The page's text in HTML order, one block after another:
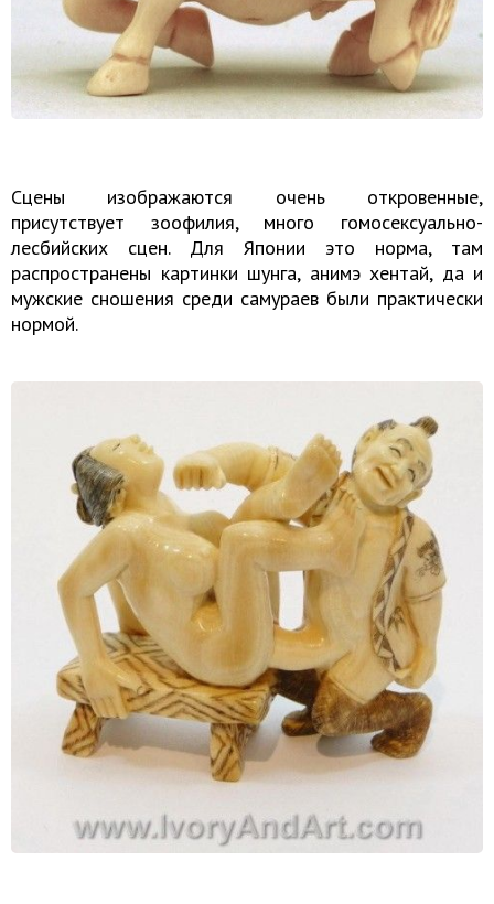
Сцены изображаются очень откровенные,
присутствует зоофилия, много гомосексуально-
лесбийских сцен. Для Японии это норма, там
распространены картинки шунга, анимэ хентай, да и
мужские сношения среди самураев были практически
нормой.